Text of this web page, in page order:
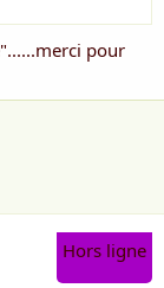
pour
Hors ligne